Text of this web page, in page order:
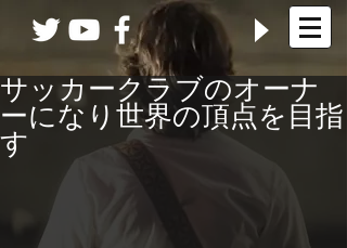
サッカークラブのオーナ
ーになり世界の頂点を目指
す